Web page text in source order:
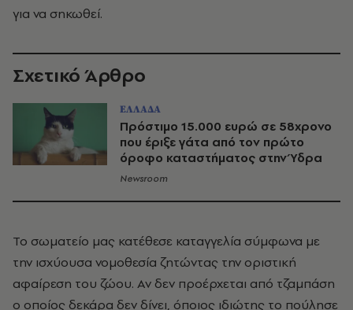
για να σηκωθεί.
Σχετικό Άρθρο
ΕΛΛΑΔΑ
Πρόστιμο 15.000 ευρώ σε 58χρονο
που έριξε γάτα από τον πρώτο
όροφο καταστήματος στην Ύδρα
Newsroom
Το σωματείο μας κατέθεσε καταγγελία σύμφωνα με
την ισχύουσα νομοθεσία ζητώντας την οριστική
αφαίρεση του ζώου. Αν δεν προέρχεται από τζαμπάση
ο οποίος δεκάρα δεν δίνει, όποιος ιδιώτης το πούλησε